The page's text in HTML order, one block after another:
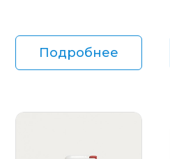
Подробнее